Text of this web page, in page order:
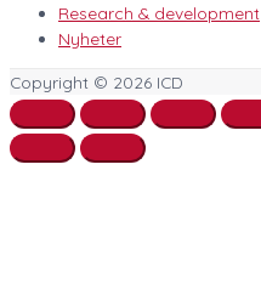
Research & development
Nyheter
Copyright © 2026 ICD